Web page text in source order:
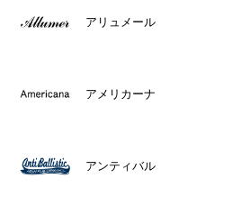
アリュメール
アメリカーナ
アンティバル